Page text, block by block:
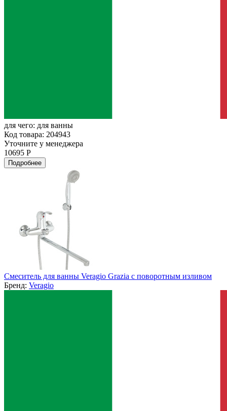
для чего: для ванны
Код товара: 204943
Уточните у менеджера
10695 Р
Подробнее
Смеситель для ванны Veragio Grazia с поворотным изливом
Бренд: Veragio